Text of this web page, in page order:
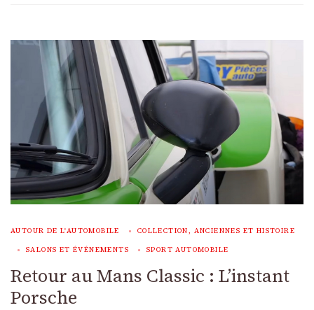
AUTOUR DE L'AUTOMOBILE COLLECTION, ANCIENNES ET HISTOIRE
SALONS ET ÉVÉNEMENTS SPORT AUTOMOBILE
Retour au Mans Classic : L’instant
Porsche